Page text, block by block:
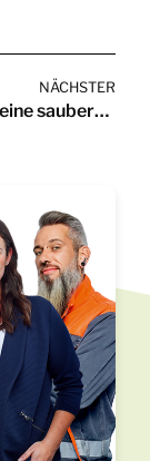
NÄCHSTER
Bündnis für eine saubere Zukunft